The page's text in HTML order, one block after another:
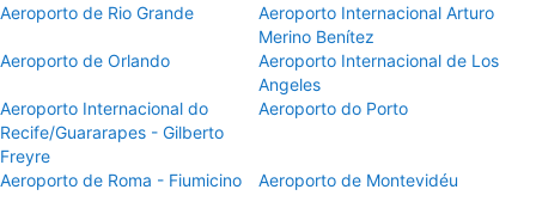
Aeroporto de Rio Grande
Aeroporto Internacional Arturo
Merino Benítez
Aeroporto de Orlando
Aeroporto Internacional de Los
Angeles
Aeroporto Internacional do
Recife/Guararapes - Gilberto
Freyre
Aeroporto do Porto
Aeroporto de Roma - Fiumicino Aeroporto de Montevidéu